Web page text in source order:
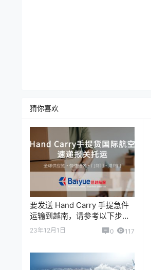
猜你喜欢
要发送 Hand Carry 手提急件
运输到越南，请参考以下步
骤： 1. 选择一家靠谱的 Hand
23年12月1日 0 117